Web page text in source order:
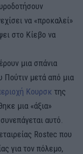
να «προκαλεί»
στο Κίεβο να
μια σπάνια
Πούτιν μετά από μια
Κουρσκ της
μια «άξια»
αυτό.
Rostec που
για τον πόλεμο,